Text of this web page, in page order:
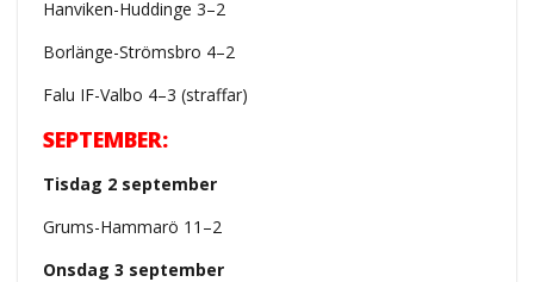
Hanviken-Huddinge 3–2
Borlänge-Strömsbro 4–2
Falu IF-Valbo 4–3 (straffar)
SEPTEMBER:
Tisdag 2 september
Grums-Hammarö 11–2
Onsdag 3 september